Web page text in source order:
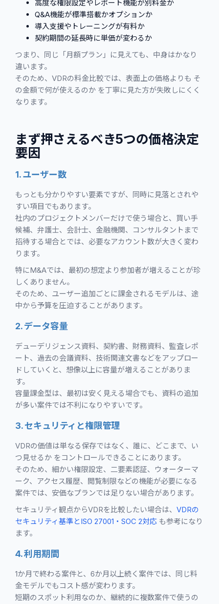
高度な権限設定やレポート機能が別料金か
Q&A機能が標準搭載かオプションか
導入支援やトレーニングが有料か
契約期間の延長時に単価が変わるか
つまり、同じ「月額プラン」に見えても、中身はかなり
違います。
そのため、VDRの料金比較では、表面上の価格よりも そ
の金額で何が使えるのか を丁寧に見た方が失敗しにくく
なります。
まず押さえるべき5つの価格決定
要因
1. ユーザー数
もっとも分かりやすい要素ですが、同時に見落とされや
すい項目でもあります。
社内のプロジェクトメンバーだけで使う場合と、買い手
候補、弁護士、会計士、金融機関、コンサルタントまで
招待する場合とでは、必要なアカウント数が大きく変わ
ります。
特にM&Aでは、最初の想定より参加者が増えることが珍
しくありません。
そのため、ユーザー追加ごとに課金されるモデルは、途
中から予算を圧迫することがあります。
2. データ容量
デューデリジェンス資料、契約書、財務資料、監査レポ
ート、過去の会議資料、技術関連文書などをアップロー
ドしていくと、想像以上に容量が増えることがありま
す。
容量課金型は、最初は安く見える場合でも、資料の追加
が多い案件では不利になりやすいです。
3. セキュリティと権限管理
VDRの価値は単なる保存ではなく、誰に、どこまで、い
つ見せるか をコントロールできることにあります。
そのため、細かい権限設定、二要素認証、ウォーターマ
ーク、アクセス履歴、閲覧制限などの機能が必要になる
案件では、安価なプランでは足りない場合があります。
セキュリティ観点からVDRを比較したい場合は、 VDRの
セキュリティ基準とISO 27001・SOC 2対応 も参考になり
ます。
4. 利用期間
1か月で終わる案件と、6か月以上続く案件では、同じ料
金モデルでもコスト感が変わります。
短期のスポット利用なのか、継続的に複数案件で使うの